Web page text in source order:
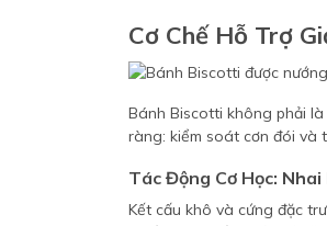
Cơ Chế Hỗ Trợ
Bánh Biscotti không phải
ràng: kiểm soát cơn đói và
Tác Động Cơ Học:
Kết cấu khô và cứng đặc